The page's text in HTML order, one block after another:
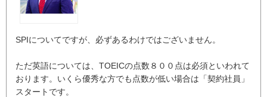
SPIについてですが、必ずあるわけではございません。
ただ英語については、TOEICの点数８００点は必須といわれて
おります。いくら優秀な方でも点数が低い場合は「契約社員」
スタートです。